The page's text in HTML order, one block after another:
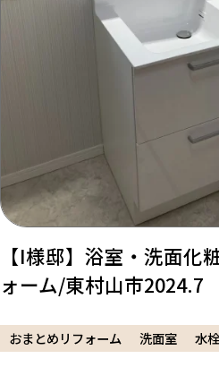
【I様邸】浴室・洗面化
ォーム/東村山市2024.7
おまとめリフォーム 洗面室 水栓